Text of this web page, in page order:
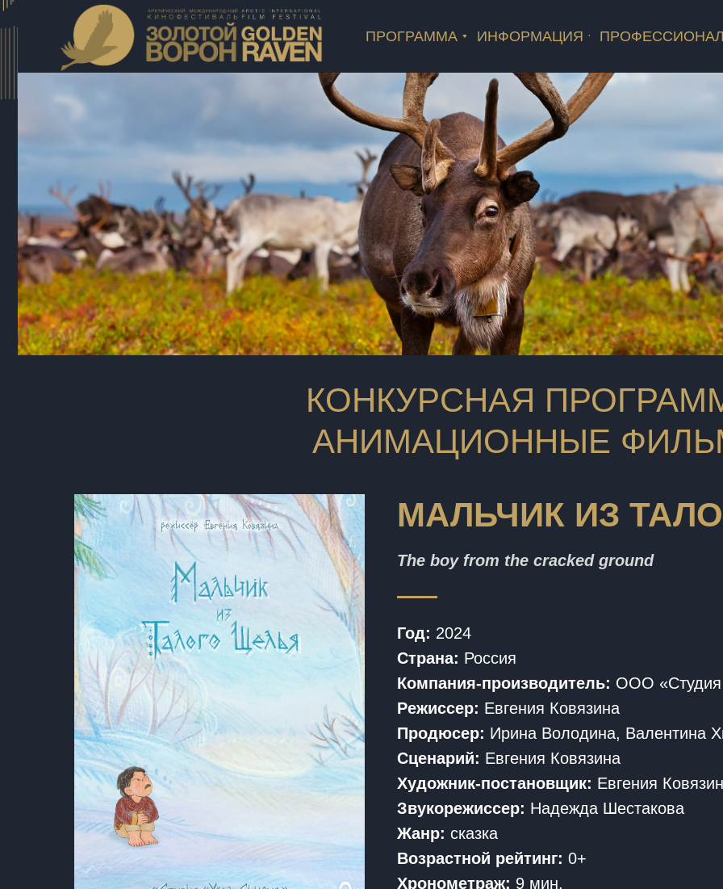
ПРОГРАММА ИНФОРМАЦИЯ
КОНКУРСНАЯ
АНИМАЦИОННЫЕ
МАЛЬЧИК ИЗ
The boy from the cracked ground
Год: 2024
Страна: Россия
Компания-производитель: ООО
Режиссер: Евгения Ковязина
Продюсер: Ирина Володина, Валентина
Сценарий: Евгения Ковязина
Художник-постановщик: Евгения
Звукорежиссер: Надежда Шестакова
Жанр: сказка
Возрастной рейтинг: 0+
Хронометраж: 9 мин.